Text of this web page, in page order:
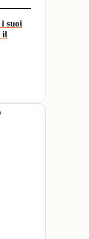
suoi
il